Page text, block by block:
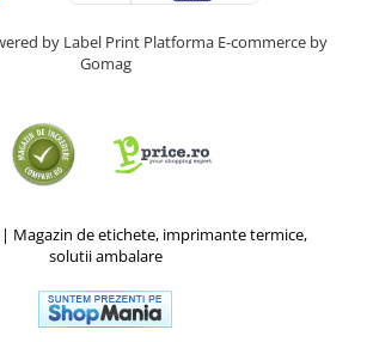
by Label Print Platforma E-commerce by
Gomag